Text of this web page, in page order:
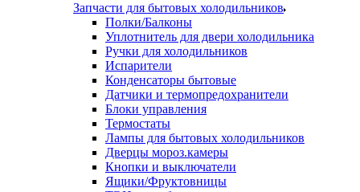
Запчасти для бытовых холодильников
Полки/Балконы
Уплотнитель для двери холодильника
Ручки для холодильников
Испарители
Конденсаторы бытовые
Датчики и термопредохранители
Блоки управления
Термостаты
Лампы для бытовых холодильников
Дверцы мороз.камеры
Кнопки и выключатели
Ящики/Фруктовницы